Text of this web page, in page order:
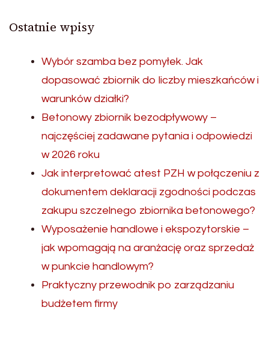
Ostatnie wpisy
Wybór szamba bez pomyłek. Jak
dopasować zbiornik do liczby mieszkańców i
warunków działki?
Betonowy zbiornik bezodpływowy –
najczęściej zadawane pytania i odpowiedzi
w 2026 roku
Jak interpretować atest PZH w połączeniu z
dokumentem deklaracji zgodności podczas
zakupu szczelnego zbiornika betonowego?
Wyposażenie handlowe i ekspozytorskie –
jak wpomagają na aranżację oraz sprzedaż
w punkcie handlowym?
Praktyczny przewodnik po zarządzaniu
budżetem firmy